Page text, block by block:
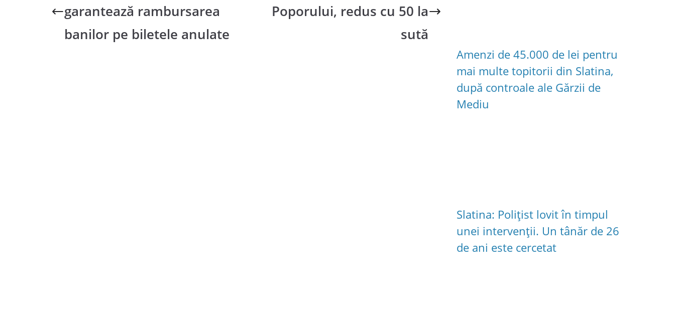
garantează rambursarea
banilor pe biletele anulate
Poporului, redus cu 50 la
sută
Amenzi de 45.000 de lei pentru
mai multe topitorii din Slatina,
după controale ale Gărzii de
Mediu
Slatina: Polițist lovit în timpul
unei intervenții. Un tânăr de 26
de ani este cercetat